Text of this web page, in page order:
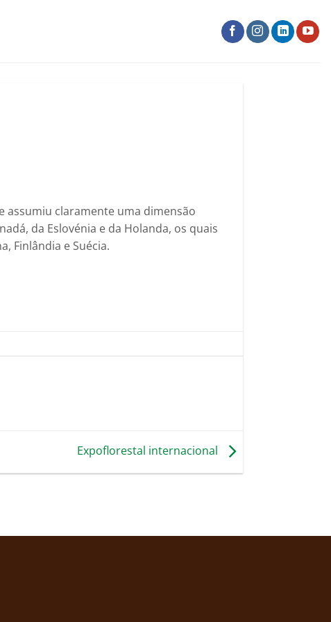
assumiu claramente uma dimensão
da Eslovénia e da Holanda, os quais
Finlândia e Suécia.
Expoflorestal internacional